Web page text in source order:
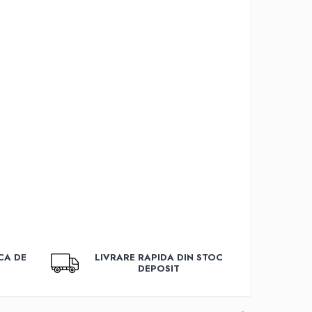
DE
LIVRARE RAPIDA DIN STOC
DEPOSIT